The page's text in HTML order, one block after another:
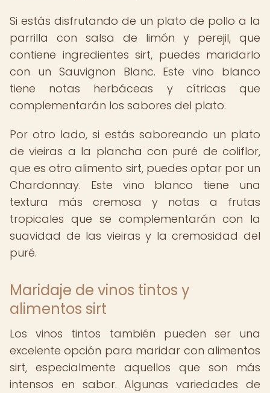
Si estás disfrutando de un plato de pollo a la
parrilla con salsa de limón y perejil, que
contiene ingredientes sirt, puedes maridarlo
con un Sauvignon Blanc. Este vino blanco
tiene notas herbáceas y cítricas que
complementarán los sabores del plato.
Por otro lado, si estás saboreando un plato
de vieiras a la plancha con puré de coliflor,
que es otro alimento sirt, puedes optar por un
Chardonnay. Este vino blanco tiene una
textura más cremosa y notas a frutas
tropicales que se complementarán con la
suavidad de las vieiras y la cremosidad del
puré.
Maridaje de vinos tintos y
alimentos sirt
Los vinos tintos también pueden ser una
excelente opción para maridar con alimentos
sirt, especialmente aquellos que son más
intensos en sabor. Algunas variedades de